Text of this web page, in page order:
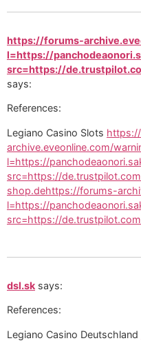
https://forums-
l=https://
src=https://
says:
References:
Legiano Casino Slots
archive.eveonline.com/
l=https://
src=https://
shop.dehttps://forums-
l=https://
src=https://
dsl.sk says:
References:
Legiano Casino Deutschland